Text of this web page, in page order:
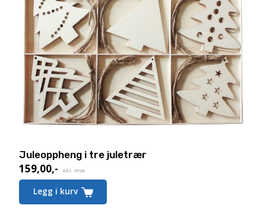
Juleoppheng i tre juletrær
159,00,-
Nåværende
pris
eks. mva.
Legg i kurv